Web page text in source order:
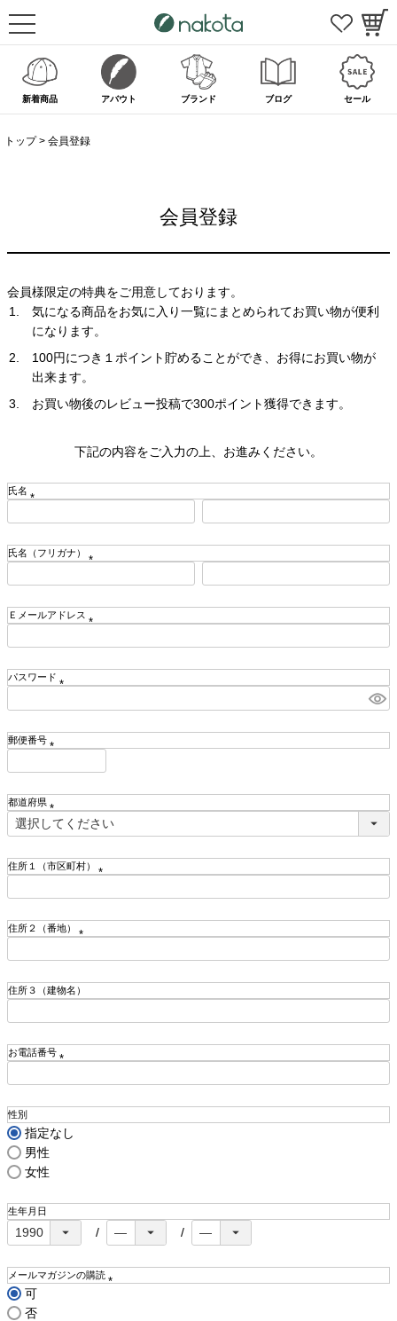
新着商品 アバウト ブランド ブログ セール
トップ 会員登録
会員登録
会員様限定の特典をご用意しております。
気になる商品をお気に入り一覧にまとめられてお買い物が便利
になります。
100円につき１ポイント貯めることができ、お得にお買い物が
出来ます。
お買い物後のレビュー投稿で300ポイント獲得できます。
下記の内容をご入力の上、お進みください。
氏名
須
)
氏名（フリガナ）
須
)
Ｅメールアドレス
須
)
パスワード
須
)
郵便番号
須
)
都道府県
(
)
住所１（市区町村）
須
)
住所２（番地）
須
)
住所３（建物名）
お電話番号
須
)
性別
指定なし
男性
女性
生年月日
メールマガジンの購読
可
否